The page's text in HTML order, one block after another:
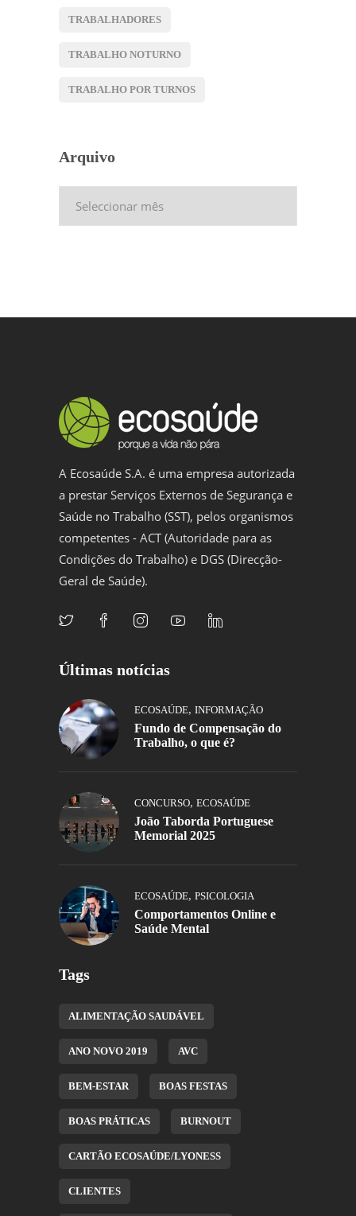
TRABALHADORES
TRABALHO NOTURNO
TRABALHO POR TURNOS
Arquivo
A Ecosaúde S.A. é uma empresa autorizada
a prestar Serviços Externos de Segurança e
Saúde no Trabalho (SST), pelos organismos
competentes - ACT (Autoridade para as
Condições do Trabalho) e DGS (Direcção-
Geral de Saúde).
Últimas notícias
ECOSAÚDE, INFORMAÇÃO
Fundo de Compensação do
Trabalho, o que é?
CONCURSO, ECOSAÚDE
João Taborda Portuguese
Memorial 2025
ECOSAÚDE, PSICOLOGIA
Comportamentos Online e
Saúde Mental
Tags
ALIMENTAÇÃO SAUDÁVEL
ANO NOVO 2019 AVC
BEM-ESTAR BOAS FESTAS
BOAS PRÁTICAS BURNOUT
CARTÃO ECOSAÚDE/LYONESS
CLIENTES